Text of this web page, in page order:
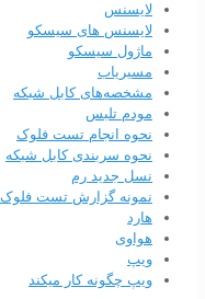
لایسنس
لایسنس های سیسکو
ماژول سیسکو
مسیریاب
مشخصه‌های کابل شبکه
مودم تلبس
نحوه انجام تست فلوک
نحوه سربندی کابل‌ شبکه
نسل جدید رم
نمونه گزارش تست فلوک
هارد
هواوی
ویپ
ویپ چگونه کار میکند